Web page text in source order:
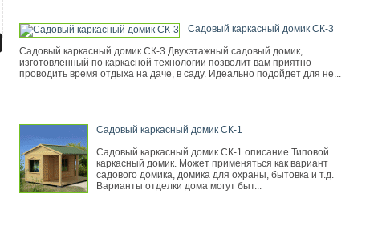
Садовый каркасный домик СК-3
Садовый каркасный домик СК-3 Двухэтажный садовый домик,
изготовленный по каркасной технологии позволит вам приятно
проводить время отдыха на даче, в саду. Идеально подойдет для не...
Садовый каркасный домик СК-1
Садовый каркасный домик СК-1 описание Типовой
каркасный домик. Может применяться как вариант
садового домика, домика для охраны, бытовка и т.д.
Варианты отделки дома могут быт...